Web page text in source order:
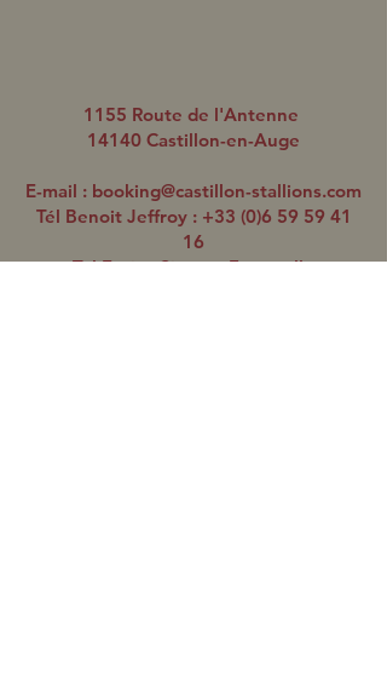
1155 Route de l'Antenne
14140 Castillon-en-Auge
E-mail : booking@castillon-stallions.com
Tél Benoit Jeffroy : +33 (0)6 59 59 41
16
Tél Enrico Simone Faccarello